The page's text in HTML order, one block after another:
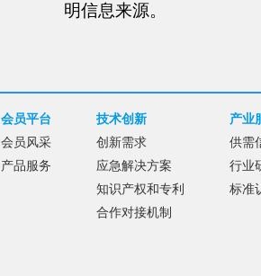
明信息来源。
会员平台
会员风采
产品服务
技术创新
创新需求
应急解决方案
知识产权和专利
合作对接机制
产业
供需
行业
标准